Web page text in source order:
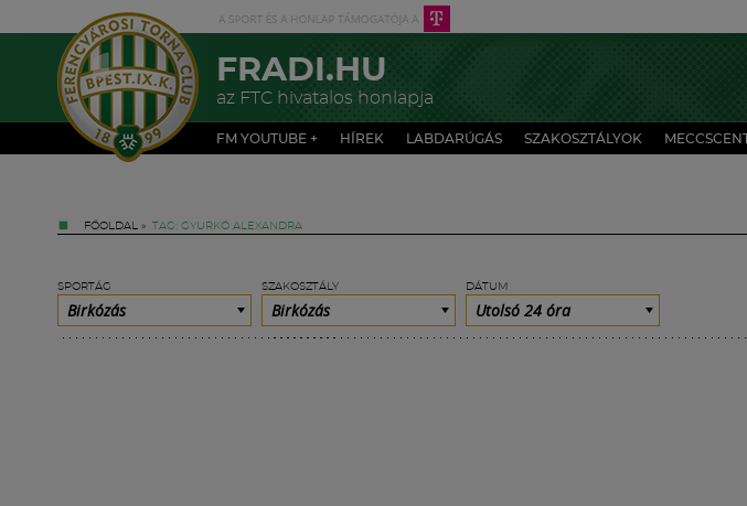
FRADI.HU
az FTC hivatalos honlapja
FM YOUTUBE + HÍREK LABDARÚGÁS SZAKOSZTÁLYOK
FŐOLDAL » TAG: GYURKÓ ALEXANDRA
SPORTÁG
Birkózás
SZAKOSZTÁLY
Birkózás
DÁTUM
Utolsó 24 óra